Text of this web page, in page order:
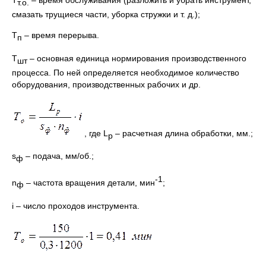
т.о.
смазать трущиеся части, уборка стружки и т. д.);
Тп – время перерыва.
Тшт– основная единица нормирования производственного
процесса. По ней определяется необходимое количество
оборудования, производственных рабочих и др.
, где L p – расчетная длина обработки, мм.;
sф – подача, мм/об.;
nф – частота вращения детали, мин-1 ;
i – число проходов инструмента.